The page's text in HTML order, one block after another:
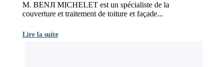
M. BENJI MICHELET est un spécialiste de la
couverture et traitement de toiture et façade...
Lire la suite